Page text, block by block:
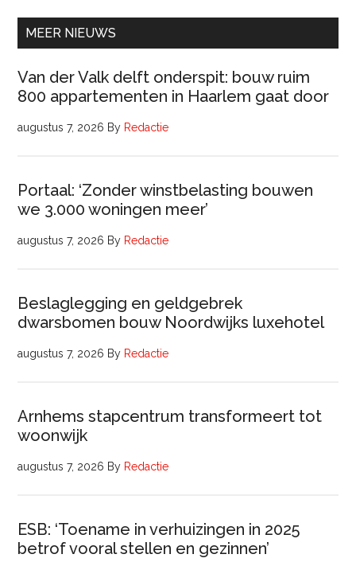
uur)
MEER NIEUWS
Van der Valk delft onderspit: bouw ruim
800 appartementen in Haarlem gaat door
augustus 7, 2026 By Redactie
Portaal: ‘Zonder winstbelasting bouwen
we 3.000 woningen meer’
augustus 7, 2026 By Redactie
Beslaglegging en geldgebrek
dwarsbomen bouw Noordwijks luxehotel
augustus 7, 2026 By Redactie
Arnhems stapcentrum transformeert tot
woonwijk
augustus 7, 2026 By Redactie
ESB: ‘Toename in verhuizingen in 2025
betrof vooral stellen en gezinnen’